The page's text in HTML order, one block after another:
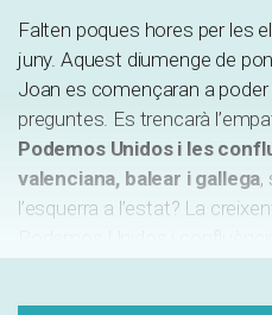
Falten poques hores per les
juny. Aquest diumenge de
Joan es començaran a
preguntes. Es trencarà
Podemos Unidos i les
valenciana, balear i gallega,
l’esquerra a l’estat? La